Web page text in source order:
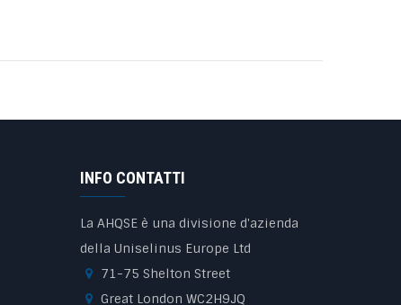
INFO CONTATTI
La AHQSE è una divisione d'azienda
della Uniselinus Europe Ltd
71-75 Shelton Street
Great London WC2H9JQ